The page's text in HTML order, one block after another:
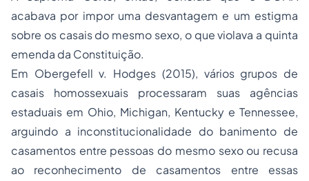
acabava por impor uma desvantagem e um estigma
sobre os casais do mesmo sexo, o que violava a quinta
emenda da Constituição.
Em Obergefell v. Hodges (2015), vários grupos de
casais homossexuais processaram suas agências
estaduais em Ohio, Michigan, Kentucky e Tennessee,
arguindo a inconstitucionalidade do banimento de
casamentos entre pessoas do mesmo sexo ou recusa
ao reconhecimento de casamentos entre essas